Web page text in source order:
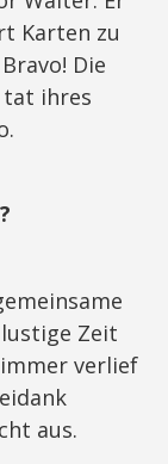
Karten zu
Die
ihres
Zeit
verlief
aus.